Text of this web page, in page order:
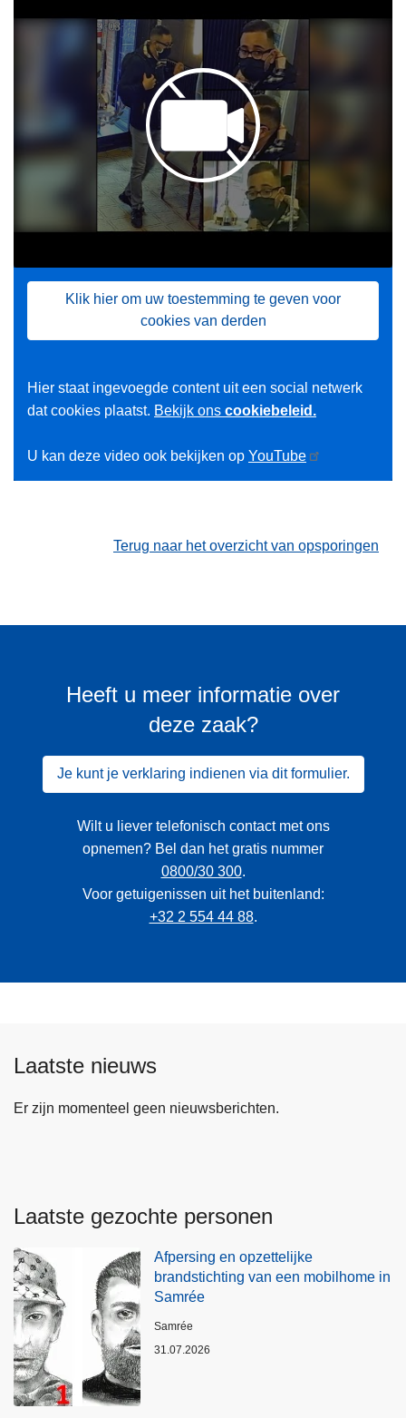
Klik hier om uw toestemming te geven voor
cookies van derden
Hier staat ingevoegde content uit een social netwerk
dat cookies plaatst. Bekijk ons cookiebeleid.
U kan deze video ook bekijken op YouTube
Terug naar het overzicht van opsporingen
Heeft u meer informatie over
deze zaak?
Je kunt je verklaring indienen via dit formulier.
Wilt u liever telefonisch contact met ons
opnemen? Bel dan het gratis nummer
0800/30 300.
Voor getuigenissen uit het buitenland:
+32 2 554 44 88.
Laatste nieuws
Er zijn momenteel geen nieuwsberichten.
Laatste gezochte personen
Afpersing en opzettelijke
brandstichting van een mobilhome in
Samrée
Plaats
Samrée
31.07.2026